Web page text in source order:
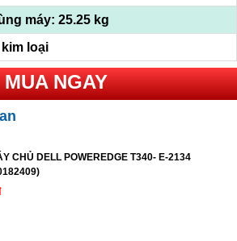
máy: 25.25 kg
loại
MUA NGAY
CHỦ DELL POWEREDGE T340- E-2134